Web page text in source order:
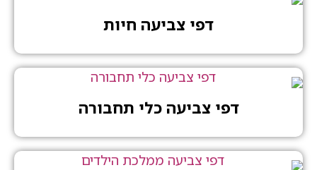
דפי צביעה חיות
דפי צביעה כלי תחבורה